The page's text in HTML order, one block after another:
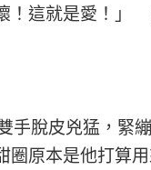
！這就是愛！」
脫皮兇猛，緊
圈原本是他打算